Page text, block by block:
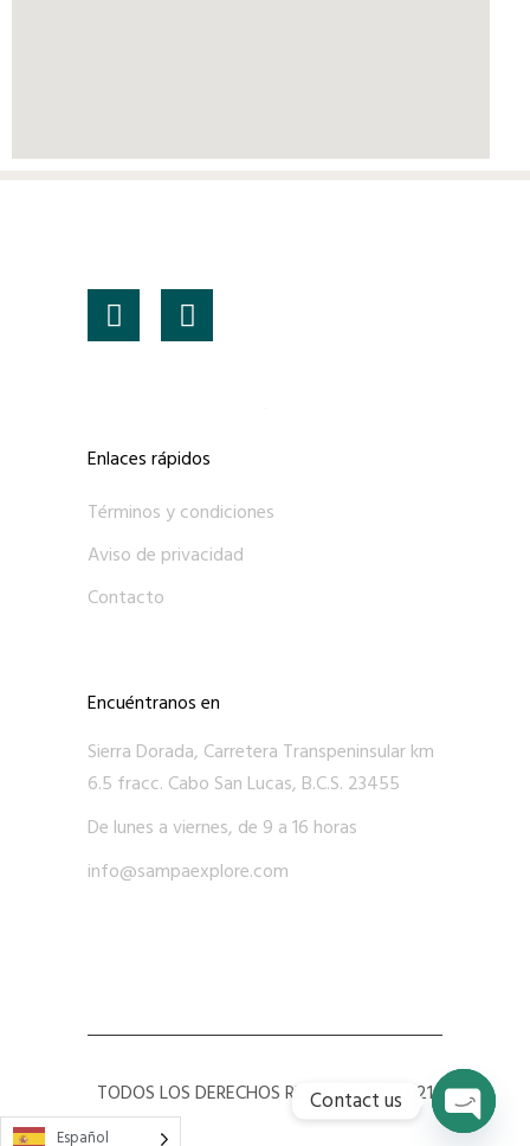
Enlaces rápidos
Términos y condiciones
Aviso de privacidad
Contacto
Encuéntranos en
Sierra Dorada, Carretera Transpeninsular km
6.5 fracc. Cabo San Lucas, B.C.S. 23455
De lunes a viernes, de 9 a 16 horas
info@sampaexplore.com
TODOS LOS DERECHOS RESERVADOS 2021
Español
Contact us